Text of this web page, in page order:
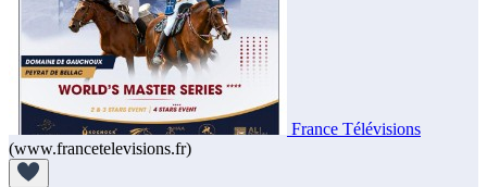
France Télévisions
(www.francetelevisions.fr)